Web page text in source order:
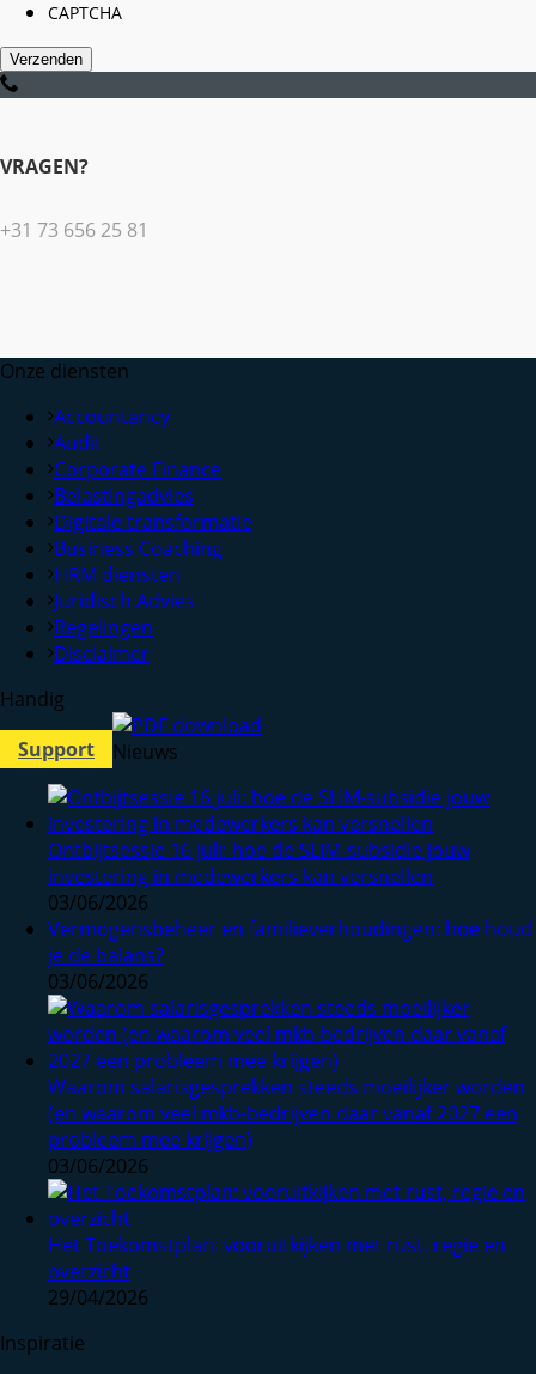
CAPTCHA
Verzenden
VRAGEN?
+31 73 656 25 81
Onze diensten
Accountancy
Audit
Corporate Finance
Belastingadvies
Digitale transformatie
Business Coaching
HRM diensten
Juridisch Advies
Regelingen
Disclaimer
Handig
Support
Nieuws
Ontbijtsessie 16 juli: hoe de SLIM-subsidie jouw
investering in medewerkers kan versnellen
03/06/2026
Vermogensbeheer en familieverhoudingen: hoe houd
je de balans?
03/06/2026
Waarom salarisgesprekken steeds moeilijker worden
(en waarom veel mkb-bedrijven daar vanaf 2027 een
probleem mee krijgen)
03/06/2026
Het Toekomstplan: vooruitkijken met rust, regie en
overzicht
29/04/2026
Inspiratie